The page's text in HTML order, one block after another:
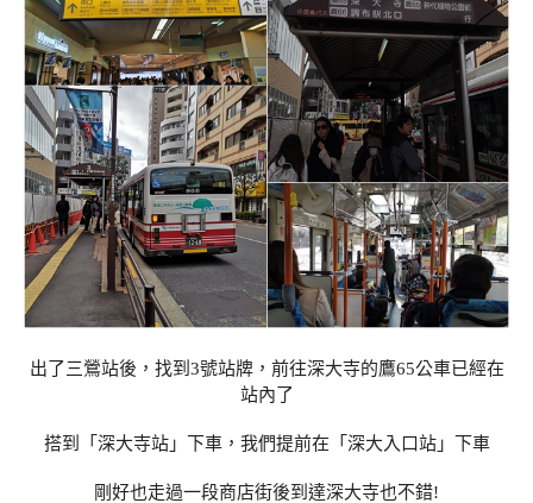
出了三鶯站後，找到3號站牌，前往深大寺的鷹65公車已經在
站內了
搭到「深大寺站」下車，我們提前在「深大入口站」下車
剛好也走過一段商店街後到達深大寺也不錯!